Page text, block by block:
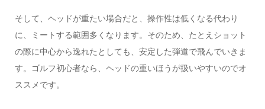
そして、ヘッドが重たい場合だと、操作性は低くなる代わり
に、ミートする範囲多くなります。そのため、たとえショット
の際に中心から逸れたとしても、安定した弾道で飛んでいきま
す。ゴルフ初心者なら、ヘッドの重いほうが扱いやすいのでオ
ススメです。